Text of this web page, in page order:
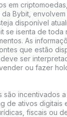
em
da Bybit,
disponível
se isenta de
As
que estão
ser
ou fazer
são incentivados
de ativos digitais
fiscais ou